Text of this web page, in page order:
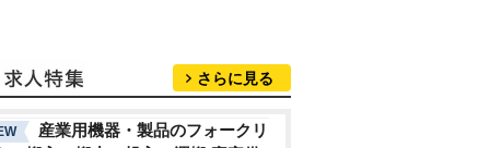
さらに見る
産業用機器・製品のフォークリ